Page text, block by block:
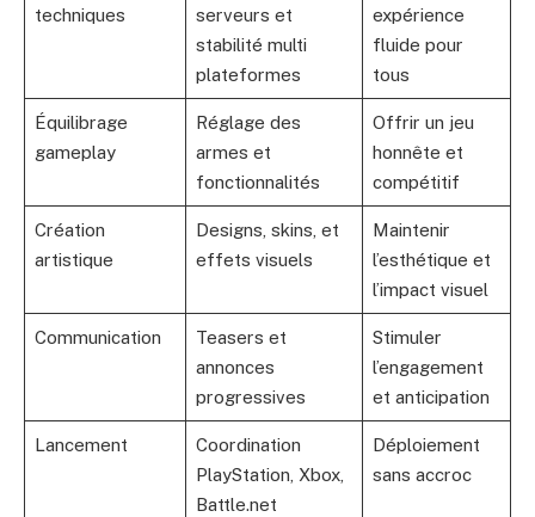
techniques
serveurs et
stabilité multi
plateformes
expérience
fluide pour
tous
Équilibrage
gameplay
Réglage des
armes et
fonctionnalités
Offrir un jeu
honnête et
compétitif
Création
artistique
Designs, skins, et
effets visuels
Maintenir
l’esthétique et
l’impact visuel
Communication
Teasers et
annonces
progressives
Stimuler
l’engagement
et anticipation
Lancement
Coordination
PlayStation, Xbox,
Battle.net
Déploiement
sans accroc